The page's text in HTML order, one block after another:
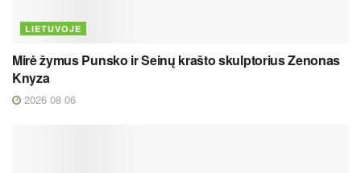
LIETUVOJE
Mirė žymus Punsko ir Seinų krašto skulptorius Zenonas
Knyza
2026 08 06